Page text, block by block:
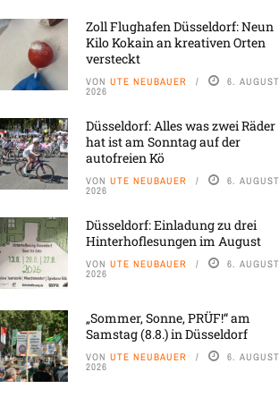
Zoll Flughafen Düsseldorf: Neun
Kilo Kokain an kreativen Orten
versteckt
VON UTE NEUBAUER 6. AUGUST
2026
Düsseldorf: Alles was zwei Räder
hat ist am Sonntag auf der
autofreien Kö
VON UTE NEUBAUER 6. AUGUST
2026
Düsseldorf: Einladung zu drei
Hinterhoflesungen im August
VON UTE NEUBAUER 6. AUGUST
2026
„Sommer, Sonne, PRÜF!“ am
Samstag (8.8.) in Düsseldorf
VON UTE NEUBAUER 6. AUGUST
2026